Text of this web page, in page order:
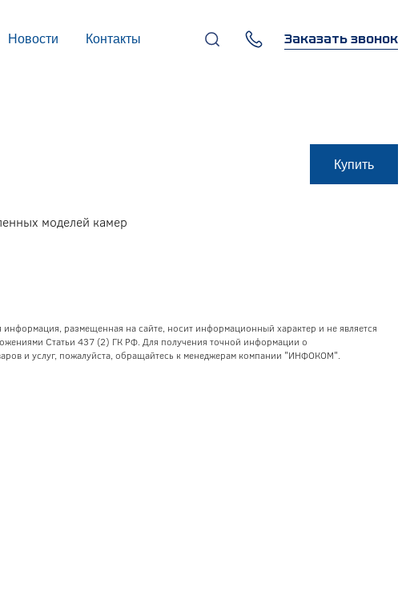
Новости Контакты Заказать звонок
Купить
моделей камер
размещенная на сайте, носит информационный характер и не является
Статьи 437 (2) ГК РФ. Для получения точной информации о
и услуг, пожалуйста, обращайтесь к менеджерам компании "ИНФОКОМ".